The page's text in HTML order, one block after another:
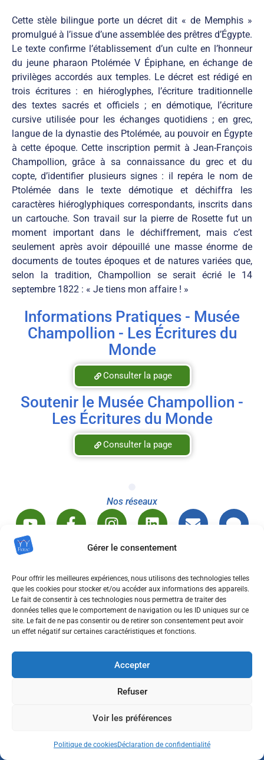
Gérer le consentement
Pour offrir les meilleures expériences, nous utilisons des technologies telles
que les cookies pour stocker et/ou accéder aux informations des appareils.
Le fait de consentir à ces technologies nous permettra de traiter des
données telles que le comportement de navigation ou les ID uniques sur ce
site. Le fait de ne pas consentir ou de retirer son consentement peut avoir
un effet négatif sur certaines caractéristiques et fonctions.
Accepter
Refuser
Voir les préférences
Politique de cookiesDéclaration de confidentialité
Cette stèle bilingue porte un décret dit « de Memphis »
promulgué à l’issue d’une assemblée des prêtres d’Égypte.
Le texte confirme l’établissement d’un culte en l’honneur
du jeune pharaon Ptolémée V Épiphane, en échange de
privilèges accordés aux temples. Le décret est rédigé en
trois écritures : en hiéroglyphes, l’écriture traditionnelle
des textes sacrés et officiels ; en démotique, l’écriture
cursive utilisée pour les échanges quotidiens ; en grec,
langue de la dynastie des Ptolémée, au pouvoir en Égypte
à cette époque. Cette inscription permit à Jean-François
Champollion, grâce à sa connaissance du grec et du
copte, d’identifier plusieurs signes : il repéra le nom de
Ptolémée dans le texte démotique et déchiffra les
caractères hiéroglyphiques correspondants, inscrits dans
un cartouche. Son travail sur la pierre de Rosette fut un
moment important dans le déchiffrement, mais c’est
seulement après avoir dépouillé une masse énorme de
documents de toutes époques et de natures variées que,
selon la tradition, Champollion se serait écrié le 14
septembre 1822 : « Je tiens mon affaire ! »
Informations Pratiques - Musée
Champollion - Les Écritures du
Monde
Consulter la page
Soutenir le Musée Champollion -
Les Écritures du Monde
Consulter la page
Nos réseaux
BP 205 – RUE DE COLOMB – 46100 FIGEAC
TÉL. 05 65 50 05 40